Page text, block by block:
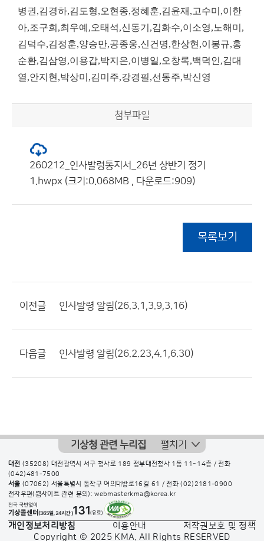
병권,김경하,김도형,오현종,정혜훈,김윤재,고수미,이한
아,조구희,최우예,오태석,신동기,김화수,이소영,노해미,
김덕수,김정훈,양승만,공종웅,신건명,한상현,이봉규,홍
순환,김삼영,이용갑,박지은,이병일,오창록,백덕인,김대
열,안지현,박상미,김미주,강경필,선동주,박신영
첨부파일
260212_인사발령통지서_26년 상반기 정기
1.hwpx (크기:0.068MB , 다운로드:909)
목록보기
이전글 인사발령 알림(26.3.1,3.9,3.16)
다음글 인사발령 알림(26.2.23,4.1,6.30)
기상청 관련 누리집 펼치기
대전 (35208) 대전광역시 서구 청사로 189 정부대전청사 1동 11~14층 / 전화
(042)481-7500
서울 (07062) 서울특별시 동작구 여의대방로16길 61 / 전화(02)2181-0900
전자우편(웹사이트 관련 문의): webmasterkma@korea.kr
개인정보처리방침 이용안내
저작권보호 및 정책
Copyright © 2025 KMA. All Rights RESERVED